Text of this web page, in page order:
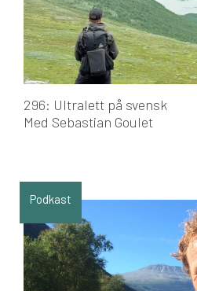
296: Ultralett på svensk
Med Sebastian Goulet
Podkast